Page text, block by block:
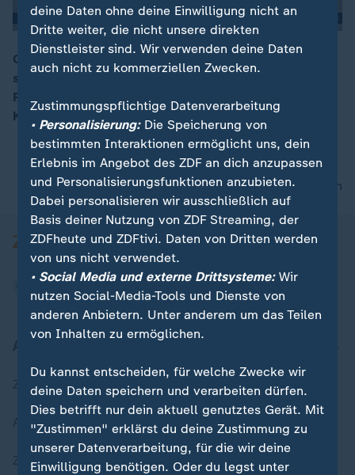
CDU-Parteichefin Annegret Kramp-Karrenbauer zeigt
sich zufrieden: Das Wahlergebnis habe genügend
Rückenwind für die Wahl Manfred Webers als EU-
Kommissionspräsident geliefert.
nach oben
Zuletzt veröffentlicht
Aktuelle Sendungs-Videos
ZDFheute Stories
deine Daten ohne deine Einwilligung nicht an
Dritte weiter, die nicht unsere direkten
Dienstleister sind. Wir verwenden deine Daten
auch nicht zu kommerziellen Zwecken.
Zustimmungspflichtige Datenverarbeitung
• Personalisierung:Die Speicherung von
bestimmten Interaktionen ermöglicht uns, dein
Erlebnis im Angebot des ZDF an dich anzupassen
und Personalisierungsfunktionen anzubieten.
Dabei personalisieren wir ausschließlich auf
Basis deiner Nutzung von ZDF Streaming, der
ZDFheute und ZDFtivi. Daten von Dritten werden
von uns nicht verwendet.
• Social Media und externe Drittsysteme:Wir
nutzen Social-Media-Tools und Dienste von
anderen Anbietern. Unter anderem um das Teilen
von Inhalten zu ermöglichen.
Du kannst entscheiden, für welche Zwecke wir
deine Daten speichern und verarbeiten dürfen.
Dies betrifft nur dein aktuell genutztes Gerät. Mit
"Zustimmen" erklärst du deine Zustimmung zu
unserer Datenverarbeitung, für die wir deine
Einwilligung benötigen. Oder du legst unter